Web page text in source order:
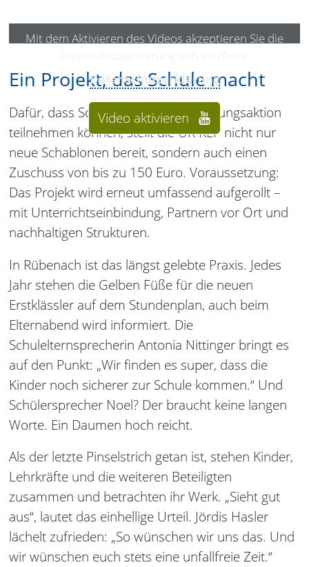
Mit dem Aktivieren des Videos akzeptieren Sie die
Datenschutzerklärung
Video aktivieren
Ein Projekt, das Schule macht
Dafür, dass Schulen an der Auffrischungsaktion
teilnehmen können, stellt die UK RLP nicht nur
neue Schablonen bereit, sondern auch einen
Zuschuss von bis zu 150 Euro. Voraussetzung:
Das Projekt wird erneut umfassend aufgerollt –
mit Unterrichtseinbindung, Partnern vor Ort und
nachhaltigen Strukturen.
In Rübenach ist das längst gelebte Praxis. Jedes
Jahr stehen die Gelben Füße für die neuen
Erstklässler auf dem Stundenplan, auch beim
Elternabend wird informiert. Die
Schulelternsprecherin Antonia Nittinger bringt es
auf den Punkt: „Wir finden es super, dass die
Kinder noch sicherer zur Schule kommen.“ Und
Schülersprecher Noel? Der braucht keine langen
Worte. Ein Daumen hoch reicht.
Als der letzte Pinselstrich getan ist, stehen Kinder,
Lehrkräfte und die weiteren Beteiligten
zusammen und betrachten ihr Werk. „Sieht gut
aus“, lautet das einhellige Urteil. Jördis Hasler
lächelt zufrieden: „So wünschen wir uns das. Und
wir wünschen euch stets eine unfallfreie Zeit.“